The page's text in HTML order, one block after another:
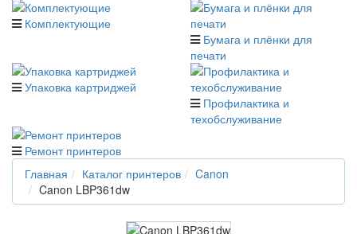
Комплектующие
Бумага и плёнки для
печати
Упаковка картриджей
Профилактика и
техобслуживание
Ремонт принтеров
Главная
Каталог принтеров
Canon
Canon LBP361dw